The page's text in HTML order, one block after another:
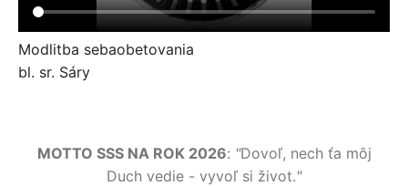
Modlitba sebaobetovania
bl. sr. Sáry
MOTTO SSS NA ROK 2026: "Dovoľ, nech ťa môj
Duch vedie - vyvoľ si život."